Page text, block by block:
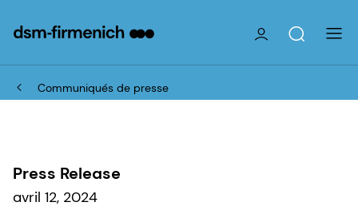
Communiqués de presse
Press Release
avril 12, 2024